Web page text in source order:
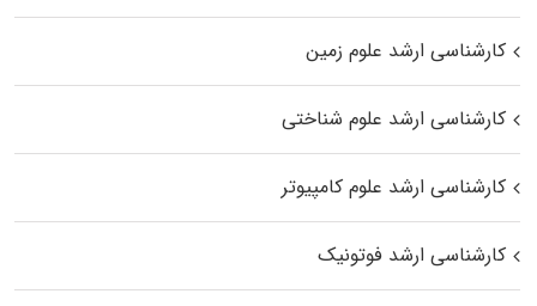
کارشناسی ارشد علوم زمین
کارشناسی ارشد علوم شناختی
کارشناسی ارشد علوم کامپیوتر
کارشناسی ارشد فوتونیک